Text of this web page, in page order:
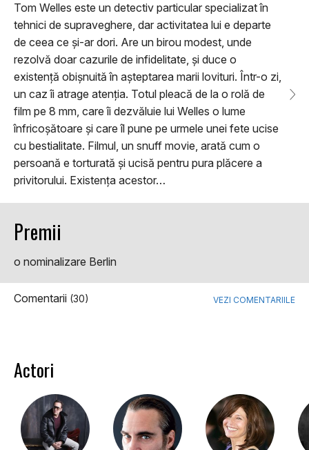
Tom Welles este un detectiv particular specializat în
tehnici de supraveghere, dar activitatea lui e departe
de ceea ce și-ar dori. Are un birou modest, unde
rezolvă doar cazurile de infidelitate, și duce o
existență obișnuită în așteptarea marii lovituri. Într-o zi,
un caz îi atrage atenția. Totul pleacă de la o rolă de
film pe 8 mm, care îi dezvăluie lui Welles o lume
înfricoșătoare și care îl pune pe urmele unei fete ucise
cu bestialitate. Filmul, un snuff movie, arată cum o
persoană e torturată și ucisă pentru pura plăcere a
privitorului. Existența acestor…
Premii
o nominalizare Berlin
Comentarii (30) VEZI COMENTARIILE
Actori